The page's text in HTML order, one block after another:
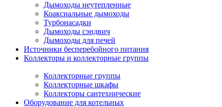
Дымоходы неутепленные
Коаксиальные дымоходы
Турбонасадки
Дымоходы сэндвич
Дымоходы для печей
Источники бесперебойного питания
Коллекторы и коллекторные группы
Коллекторные группы
Коллекторные шкафы
Коллекторы сантехнические
Оборудование для котельных